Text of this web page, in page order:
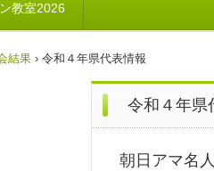
教室2026
結果 › 令和４年県代表情報
令和４年県
朝日アマ名